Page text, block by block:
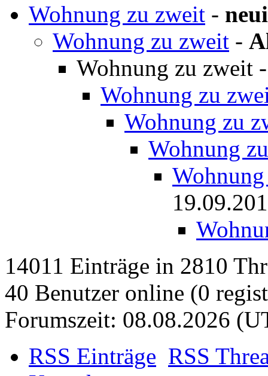
Wohnung zu zweit -
Wohnung zu zweit -
Wohnung zu zweit
Wohnung zu
Wohnung zu
Wohnung
14011 Einträge in 2810
40 Benutzer online (0
Forumszeit: 08.08.2026
RSS Einträge RSS